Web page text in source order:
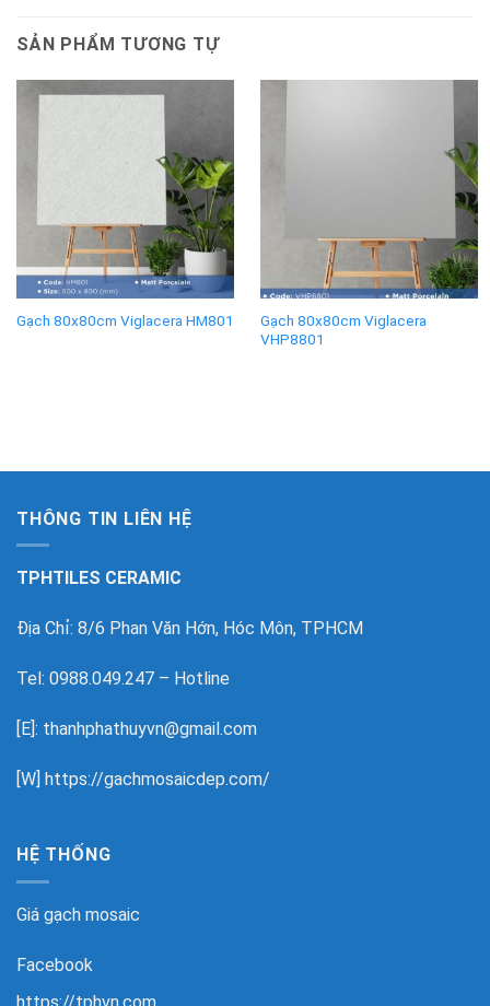
SẢN PHẨM TƯƠNG TỰ
Gạch 80x80cm Viglacera HM801
Gạch 80x80cm Viglacera
VHP8801
THÔNG TIN LIÊN HỆ
TPHTILES CERAMIC
Địa Chỉ: 8/6 Phan Văn Hớn, Hóc Môn, TPHCM
Tel: 0988.049.247 – Hotline
[E]: thanhphathuyvn@gmail.com
[W] https://gachmosaicdep.com/
HỆ THỐNG
Giá gạch mosaic
Facebook